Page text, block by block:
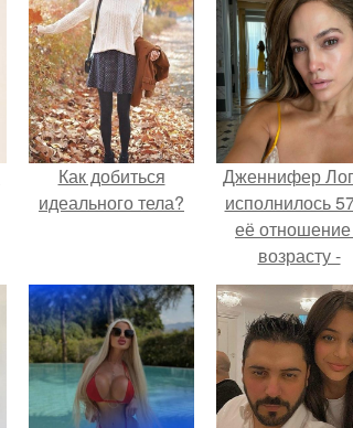
Как добиться
идеального тела?
Дженнифер
исполнилось
её отношение
возрасту -
настоящий
манифест
уверенности:
говорите, что
отлично
для 57.